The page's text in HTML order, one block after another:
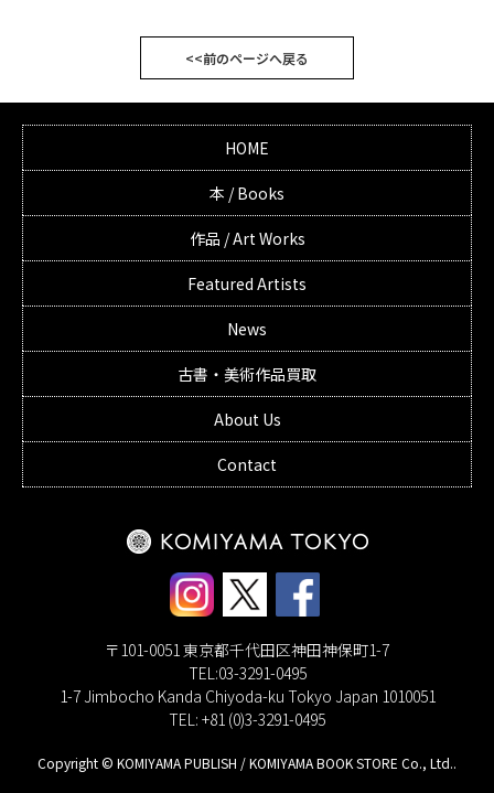
<<前のページへ戻る
HOME
本 / Books
作品 / Art Works
Featured Artists
News
古書・美術作品買取
About Us
Contact
〒101-0051 東京都千代田区神田神保町1-7
TEL:03-3291-0495
1-7 Jimbocho Kanda Chiyoda-ku Tokyo Japan 1010051
TEL: +81 (0)3-3291-0495
Copyright © KOMIYAMA PUBLISH / KOMIYAMA BOOK STORE Co., Ltd..